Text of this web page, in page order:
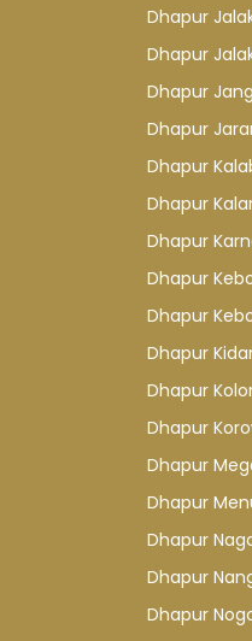
Dhapur
Dhapur
Dhapur
Dhapur
Dhapur
Dhapur
Dhapur
Dhapur
Dhapur
Dhapur
Dhapur
Dhapur
Dhapur
Dhapur
Dhapur
Dhapur
Dhapur